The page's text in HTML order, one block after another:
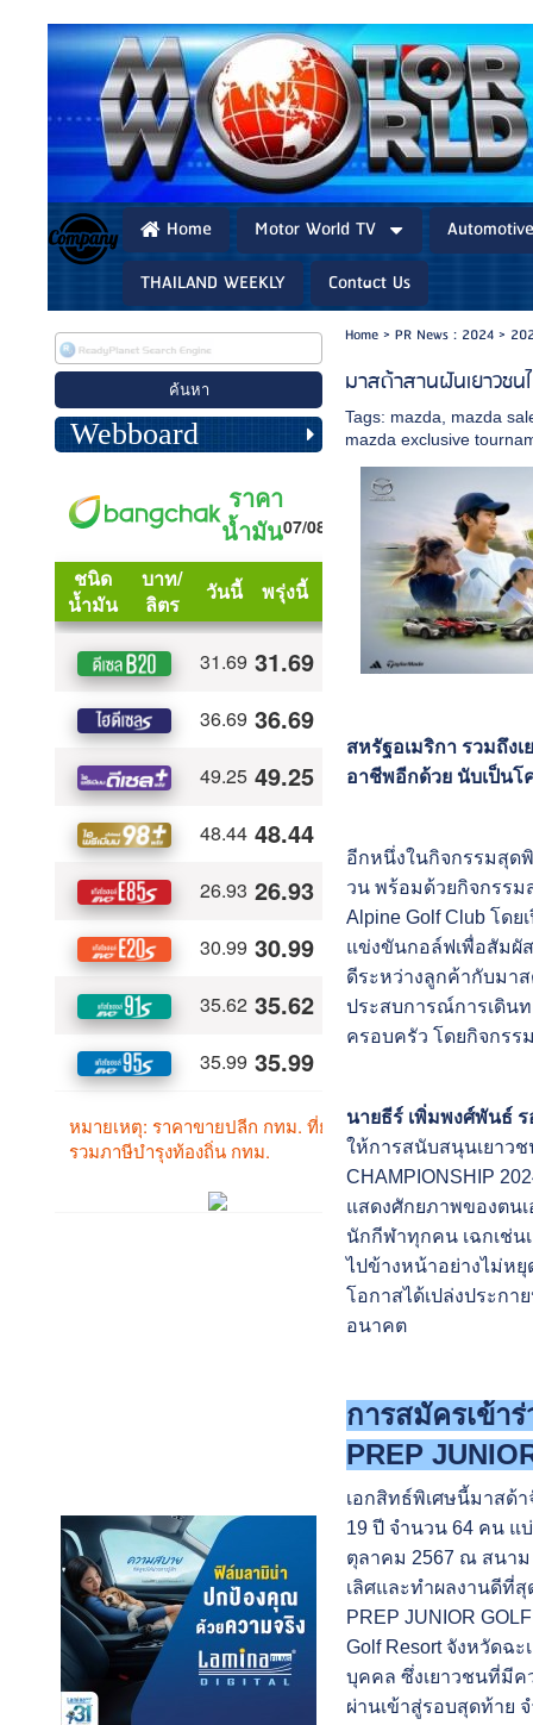
Home Motor World TV
THAILAND WEEKLY
Contact Us
Webboard
Home> PR News : 2024>
มาสด้าสานฝันเยาวช
Tags: mazda
mazda
mazda exclusive
สหรัฐอเมริกา รวมถึง
อาชีพอีกด้วย นับเป็นโ
อีกหนึ่งในกิจกรรมสุด
วน พร้อมด้วยกิจกรรม
Alpine Golf Club โด
แข่งขันกอล์ฟเพื่อสัมผั
ดีระหว่างลูกค้ากับมา
ประสบการณ์การเดิน
ครอบครัว โดยกิจกร
นายธีร์ เพิ่มพงศ์พันธ์
ให้การสนับสนุนเยาวช
CHAMPIONSHIP
แสดงศักยภาพของตน
นักกีฬาทุกคน เฉกเช่
ไปข้างหน้าอย่างไม่ห
โอกาสได้เปล่งประก
อนาคต
การสมัครเข้า
PREP
เอกสิทธ์พิเศษนี้มาสด้
19 ปี จำนวน 64 คน แ
ตุลาคม 2567 ณ สนาม
เลิศและทำผลงานดีที่สุ
PREP JUNIOR
Golf Resort จังหวัดฉ
บุคคล ซึ่งเยาวชนที่มีค
ผ่านเข้าสู่รอบสุดท้าย